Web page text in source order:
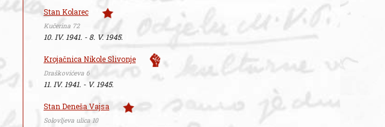
Stan Kolarec
Kučerina 72
10. IV. 1941. - 8. V. 1945.
Krojačnica Nikole Slivonje
Draškovićeva 6
11. IV. 1941. - V. 1945.
Stan Deneša Vajsa
Solovljeva ulica 10